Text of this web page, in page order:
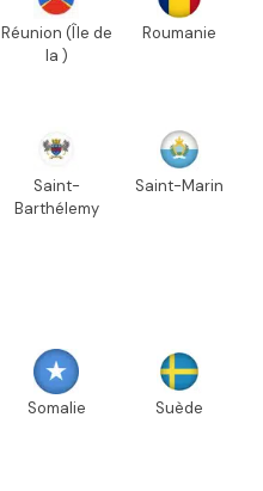
Réunion (Île de
la )
Roumanie
Saint-
Barthélemy
Saint-Marin
Somalie Suède